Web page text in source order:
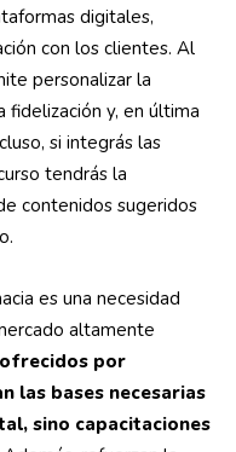
digitales,
con los clientes. Al
personalizar la
fidelización y, en última
si integrás las
tendrás la
contenidos sugeridos
es una necesidad
altamente
ofrecidos por
las bases necesarias
sino capacitaciones